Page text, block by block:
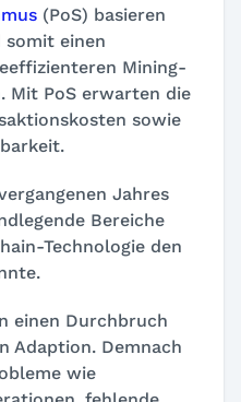
(PoS) basieren
somit einen
Mining-
Mit PoS erwarten die
sowie
Jahres
Bereiche
Technologie den
einen Durchbruch
Adaption. Demnach
wie